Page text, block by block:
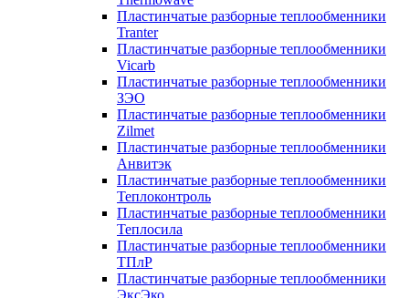
Пластинчатые разборные теплообменники
Tranter
Пластинчатые разборные теплообменники
Vicarb
Пластинчатые разборные теплообменники
ЗЭО
Пластинчатые разборные теплообменники
Zilmet
Пластинчатые разборные теплообменники
Анвитэк
Пластинчатые разборные теплообменники
Теплоконтроль
Пластинчатые разборные теплообменники
Теплосила
Пластинчатые разборные теплообменники
ТПлР
Пластинчатые разборные теплообменники
ЭксЭко